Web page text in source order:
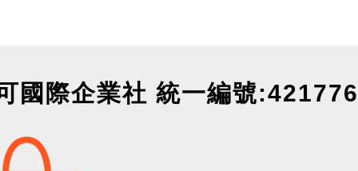
國際企業社 統一編號